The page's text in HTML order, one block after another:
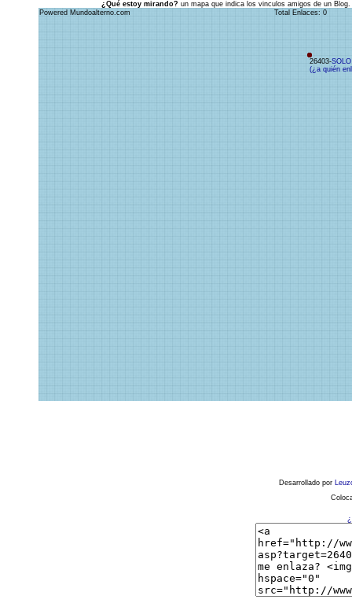
¿Qué estoy mirando? un mapa que indica los vinculos amigos de un
26403-
(¿a quién
Powered Mundoalterno.com Total Enlaces: 0
Desarrollado por